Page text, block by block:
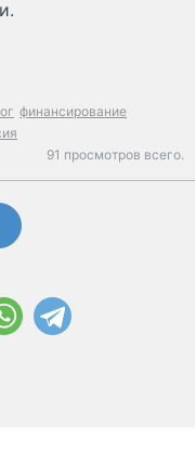
финансирование
91 просмотров всего.